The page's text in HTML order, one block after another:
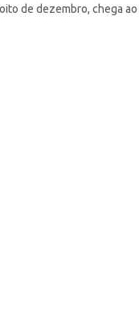
de dezembro, chega